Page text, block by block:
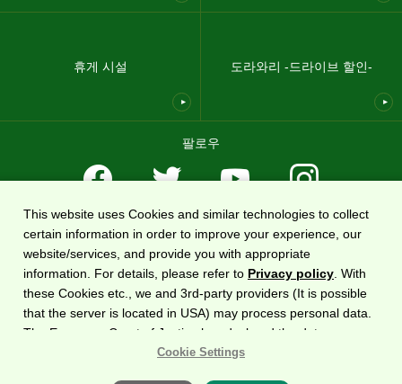
휴게 시설 도라와리 -드라이브 할인-
팔로우
개인 정보 보호 정책 사이트맵
전국 고속도로 정보 웹사이트인DoRaPuRa(E-NEXCO 드라이브 플라자) 는 동일본 고속도로
All Rights Reserved.
This website uses Cookies and similar technologies to collect
certain information in order to improve your experience, our
website/services, and provide you with appropriate
information. For details, please refer to Privacy policy . With
these Cookies etc., we and 3rd-party providers (It is possible
that the server is located in USA) may process personal data.
The European Court of Justice has declared the data
protection level in the USA to be inadequate. There is the risk
Cookie Settings